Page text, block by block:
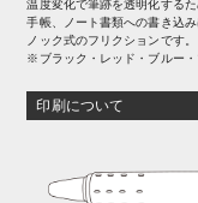
温度変化で筆跡を透明化する
手帳、ノート書類への書き込
ノック式のフリクションです。
※ブラック・レッド・ブルー
印刷について